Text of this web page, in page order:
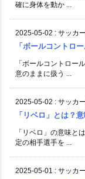
確に身体を動か ...
2025-05-02 : サッカ
「ボールコントロ
「ボールコントロー
意のままに扱う ...
2025-05-02 : サッカ
「リベロ」とは？
「リベロ」の意味と
定の相手選手を ...
2025-05-01 : サッカ